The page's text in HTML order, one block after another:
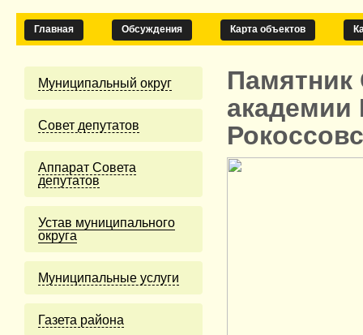
Главная Обсуждения Карта объектов
Муниципальный округ
Cовет депутатов
Аппарат Совета
депутатов
Устав муниципального
округа
Муниципальные услуги
Газета района
Памятник
академии